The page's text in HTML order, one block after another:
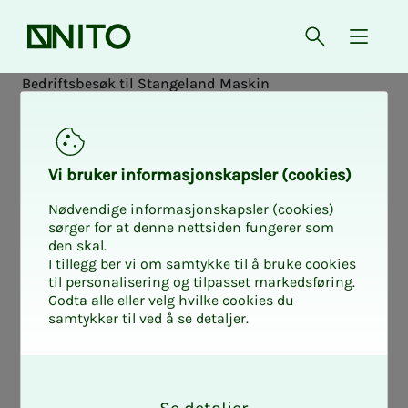
Front page Open{
Bedrift­s­besøk til Stan­ge­­­land Maskin
Here you can sign up for courses without being a
member. Once you are registered, a guest user will
automatically be created in your name, and you can
log in to nito.no to see an overview of your course and
documentation.
Vi bruk­er in­­­for­­masjon­skap­sler (cook­ies)
Nødvendige informasjonskapsler (cookies)
sørger for at denne nettsiden fungerer som
den skal.
I tillegg ber vi om samtykke til å bruke cookies
til personalisering og tilpasset markedsføring.
Godta alle eller velg hvilke cookies du
samtykker til ved å se detaljer.